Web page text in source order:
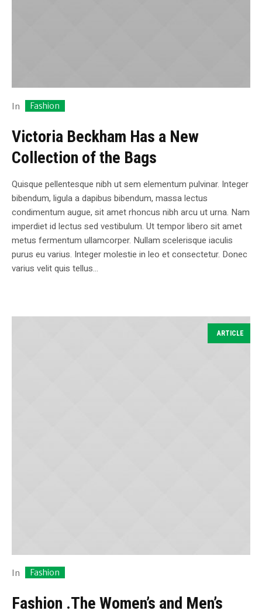
In Fashion
Victoria Beckham Has a New
Collection of the Bags
Quisque pellentesque nibh ut sem elementum pulvinar. Integer
bibendum, ligula a dapibus bibendum, massa lectus
condimentum augue, sit amet rhoncus nibh arcu ut urna. Nam
imperdiet id lectus sed vestibulum. Ut tempor libero sit amet
metus fermentum ullamcorper. Nullam scelerisque iaculis
purus eu varius. Integer molestie in leo et consectetur. Donec
varius velit quis tellus...
ARTICLE
In Fashion
Fashion .The Women’s and Men’s